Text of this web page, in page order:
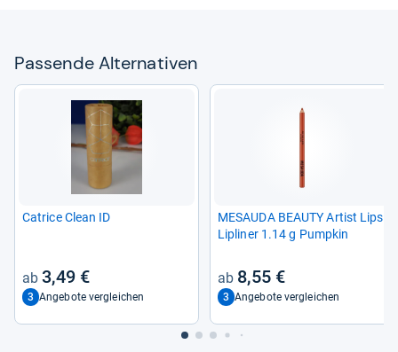
Pas­sende Alter­na­ti­ven
Catrice Clean ID
3,49 €
3 Angebote vergleichen
MESAUDA BEAUTY Artist Lips
Lipli­ner 1.14 g Pump­kin
8,55 €
3 Angebote vergleichen